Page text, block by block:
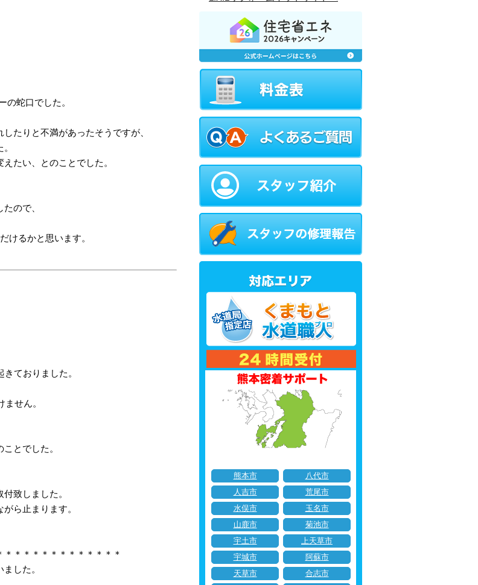
の蛇口でした。
たりと不満があったそうですが、
たい、とのことでした。
ので、
けるかと思います。
ておりました。
せん。
とでした。
致しました。
ら止まります。
＊＊＊＊＊＊＊＊＊＊＊＊
した。
熊本市
八代市
人吉市
荒尾市
水俣市
玉名市
山鹿市
菊池市
宇土市
上天草市
宇城市
阿蘇市
天草市
合志市